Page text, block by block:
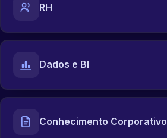
RH
Dados e BI
Conhecimento Corporativo